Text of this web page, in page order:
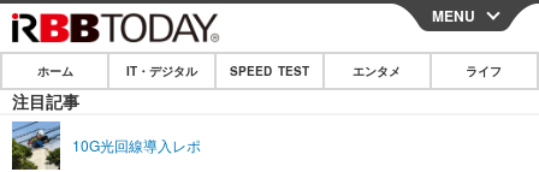
CLOSE
ホーム
IT・デジタル
MENU
ホーム IT・デジタル SPEED TEST エンタメ ライフ
注目記事
10G光回線導入レポ